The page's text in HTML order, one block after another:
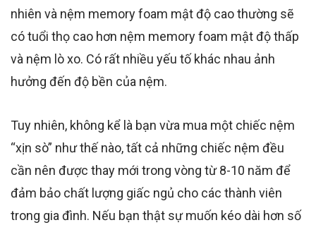
nhiên và nệm memory foam mật độ cao thường sẽ
có tuổi thọ cao hơn nệm memory foam mật độ thấp
và nệm lò xo. Có rất nhiều yếu tố khác nhau ảnh
hưởng đến độ bền của nệm.
Tuy nhiên, không kể là bạn vừa mua một chiếc nệm
“xịn sò” như thế nào, tất cả những chiếc nệm đều
cần nên được thay mới trong vòng từ 8-10 năm để
đảm bảo chất lượng giấc ngủ cho các thành viên
trong gia đình. Nếu bạn thật sự muốn kéo dài hơn số